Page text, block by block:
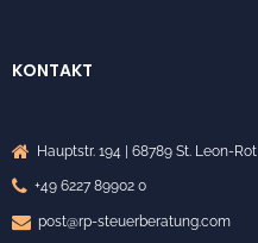
KONTAKT
Hauptstr. 194 | 68789 St. Leon-Rot
+49 6227 89902 0
post@rp-steuerberatung.com